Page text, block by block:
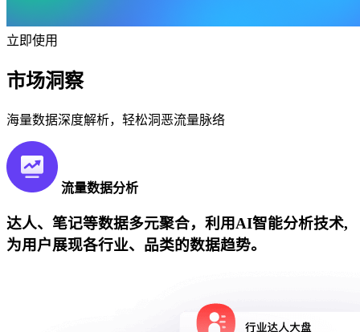
立即使用
市场洞察
海量数据深度解析，轻松洞恶流量脉络
流量数据分析
达人、笔记等数据多元聚合，利用AI智能分析技术,
为用户展现各行业、品类的数据趋势。